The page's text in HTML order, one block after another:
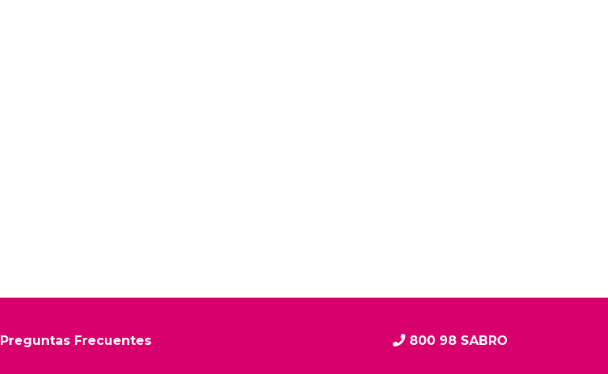
Preguntas Frecuentes 800 98 SABRO